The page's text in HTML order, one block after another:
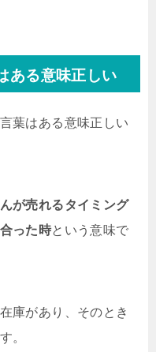
ある意味正しい
葉はある意味正しい
が売れるタイミング
った時という意味で
庫があり、そのとき
。